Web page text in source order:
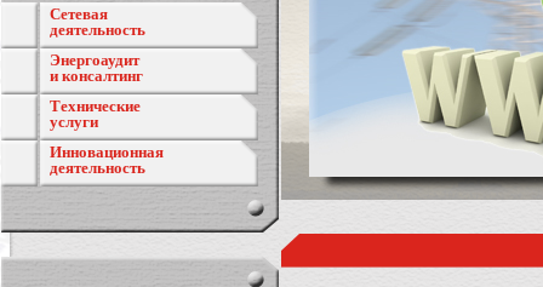
Сетевая
деятельность
Энергоаудит
и консалтинг
Технические
услуги
Инновационная
деятельность